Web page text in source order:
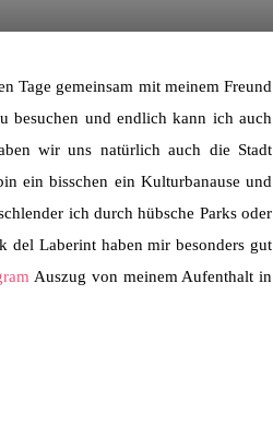
Tage gemeinsam mit meinem Freund
besuchen und endlich kann ich auch
wir uns natürlich auch die Stadt
ein bisschen ein Kulturbanause und
ich durch hübsche Parks oder
del Laberint haben mir besonders gut
Auszug von meinem Aufenthalt in